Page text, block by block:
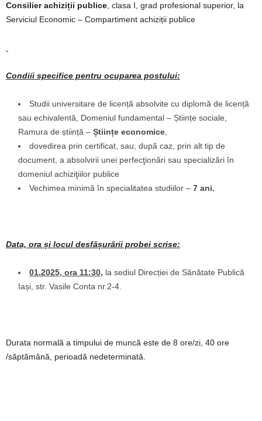
Consilier achiziții publice , clasa I, grad profesional superior, la
Serviciul Economic – Compartiment achiziții publice
Condiíi specifice pentru ocuparea postului:
Studii universitare de licență absolvite cu diplomă de licență
sau echivalentă, Domeniul fundamental – Științe sociale,
Ramura de știință – Științe economice
dovedirea prin certificat, sau, după caz, prin alt tip de
document, a absolvirii unei perfecţionări sau specializări în
domeniul achiziţiilor publice
Vechimea minimă în specialitatea studiilor – 7 ani.
Data, ora și locul desfășurării probei scrise:
01.2025, ora 11:30, la sediul Direcției de Sănătate Publică
Iași, str. Vasile Conta nr.2-4.
Durata normală a timpului de muncă este de 8 ore/zi, 40 ore
/săptămână, perioadă nedeterminată.